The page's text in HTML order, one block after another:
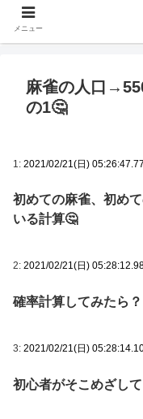
麻雀の人口
の1🤔
1: 2021/02/21(日)
初めての麻雀、初め
いる計算🤔
2: 2021/02/21(日)
確率計算してみたら？
3: 2021/02/21(日)
初心者がそこめざし
メニュー